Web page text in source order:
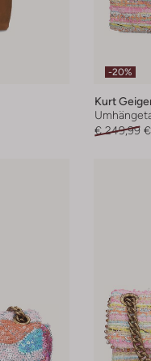
-20%
Kurt
€ 249,99